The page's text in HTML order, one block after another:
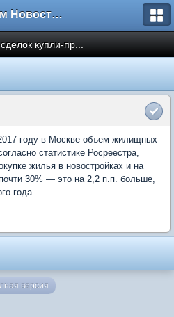
Форум Новостройки
купли-пр...
году в Москве объем жилищных
статистике Росреестра,
жилья в новостройках и на
30% — это на 2,2 п.п. больше,
года.
версия